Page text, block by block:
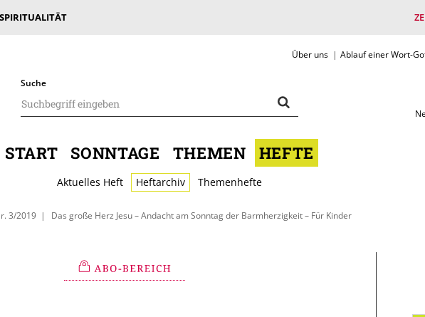
Über uns Ablauf einer Wort-
Suche
START SONNTAGE THEMEN HEFTE
Aktuelles Heft Heftarchiv Themenhefte
3/2019 Das große Herz Jesu – Andacht am Sonntag der Barmherzigkeit – Für Kinder